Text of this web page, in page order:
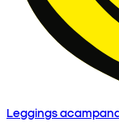
Leggings